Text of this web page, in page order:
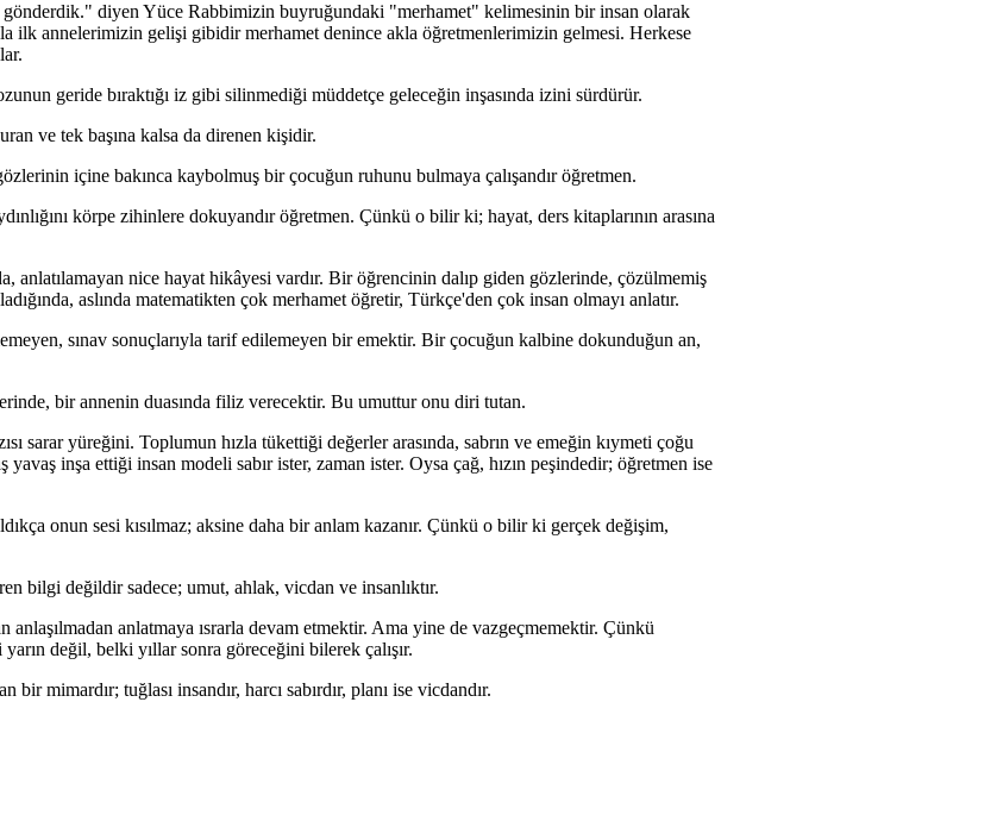
diyen Yüce Rabbimizin buyruğundaki "merhamet" kelimesinin bir insan olarak
ilk annelerimizin gelişi gibidir merhamet denince akla öğretmenlerimizin gelmesi. Herkese
geride bıraktığı iz gibi silinmediği müddetçe geleceğin inşasında izini sürdürür.
ve tek başına kalsa da direnen kişidir.
içine bakınca kaybolmuş bir çocuğun ruhunu bulmaya çalışandır öğretmen.
körpe zihinlere dokuyandır öğretmen. Çünkü o bilir ki; hayat, ders kitaplarının arasına
anlatılamayan nice hayat hikâyesi vardır. Bir öğrencinin dalıp giden gözlerinde, çözülmemiş
aslında matematikten çok merhamet öğretir, Türkçe'den çok insan olmayı anlatır.
sınav sonuçlarıyla tarif edilemeyen bir emektir. Bir çocuğun kalbine dokunduğun an,
bir annenin duasında filiz verecektir. Bu umuttur onu diri tutan.
sarar yüreğini. Toplumun hızla tükettiği değerler arasında, sabrın ve emeğin kıymeti çoğu
inşa ettiği insan modeli sabır ister, zaman ister. Oysa çağ, hızın peşindedir; öğretmen ise
onun sesi kısılmaz; aksine daha bir anlam kazanır. Çünkü o bilir ki gerçek değişim,
bilgi değildir sadece; umut, ahlak, vicdan ve insanlıktır.
anlaşılmadan anlatmaya ısrarla devam etmektir. Ama yine de vazgeçmemektir. Çünkü
değil, belki yıllar sonra göreceğini bilerek çalışır.
mimardır; tuğlası insandır, harcı sabırdır, planı ise vicdandır.